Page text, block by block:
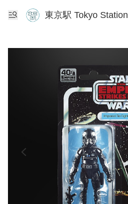
東京駅 Tokyo Station